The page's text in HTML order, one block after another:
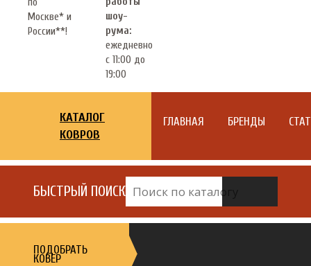
Москве* и
России**!
шоу-
рума:
ежедневно
с 11:00 до
19:00
КАТАЛОГ
КОВРОВ
ГЛАВНАЯ БРЕНДЫ
БЫСТРЫЙ ПОИСК
ПОДОБРАТЬ
КОВЕР